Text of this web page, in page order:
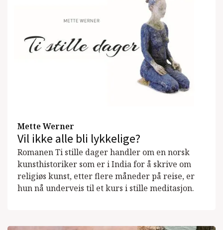
Mette Werner
Vil ikke alle bli lykkelige?
Romanen Ti stille dager handler om en norsk
kunsthistoriker som er i India for å skrive om
religiøs kunst, etter flere måneder på reise, er
hun nå underveis til et kurs i stille meditasjon.